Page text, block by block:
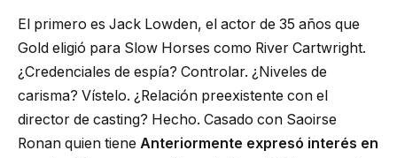
El primero es Jack Lowden, el actor de 35 años que
Gold eligió para Slow Horses como River Cartwright.
¿Credenciales de espía? Controlar. ¿Niveles de
carisma? Vístelo. ¿Relación preexistente con el
director de casting? Hecho. Casado con Saoirse
Ronan quien tiene Anteriormente expresó interés en